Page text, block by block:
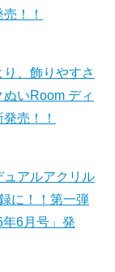
！！
り、飾りやすさ
いRoom ディ
売！！
ュアルアクリル
に！！第一弾
年6月号」発